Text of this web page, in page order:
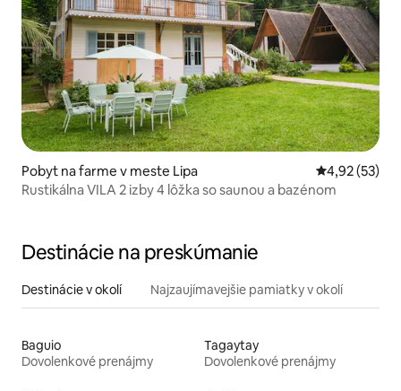
Pobyt na farme v meste Lipa Priemerné
4,92 (53)
Rustikálna VILA 2 izby 4 lôžka so saunou a bazénom
Destinácie na preskúmanie
Destinácie v okolí Najzaujímavejšie pamiatky v okolí
Baguio
Dovolenkové prenájmy
Tagaytay
Dovolenkové prenájmy